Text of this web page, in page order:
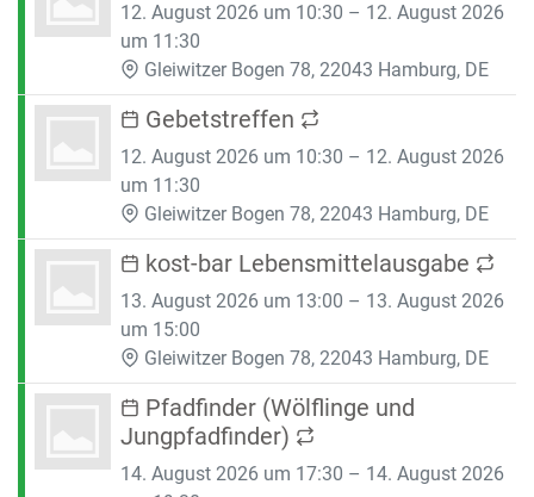
12. August 2026 um 10:30 – 12. August 2026
um 11:30
Gleiwitzer Bogen 78, 22043 Hamburg, DE
Gebetstreffen
12. August 2026 um 10:30 – 12. August 2026
um 11:30
Gleiwitzer Bogen 78, 22043 Hamburg, DE
kost-bar Lebensmittelausgabe
13. August 2026 um 13:00 – 13. August 2026
um 15:00
Gleiwitzer Bogen 78, 22043 Hamburg, DE
Pfadfinder (Wölflinge und
Jungpfadfinder)
14. August 2026 um 17:30 – 14. August 2026